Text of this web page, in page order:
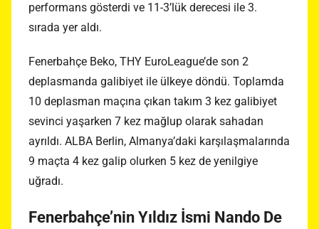
performans gösterdi ve 11-3’lük derecesi ile 3.
sırada yer aldı.
Fenerbahçe Beko, THY EuroLeague’de son 2
deplasmanda galibiyet ile ülkeye döndü. Toplamda
10 deplasman maçına çıkan takım 3 kez galibiyet
sevinci yaşarken 7 kez mağlup olarak sahadan
ayrıldı. ALBA Berlin, Almanya’daki karşılaşmalarında
9 maçta 4 kez galip olurken 5 kez de yenilgiye
uğradı.
Fenerbahçe’nin Yıldız İsmi Nando De